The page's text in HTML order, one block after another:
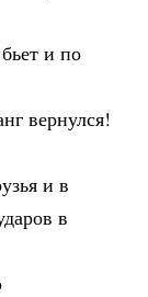
и по
вернулся!
и в
в